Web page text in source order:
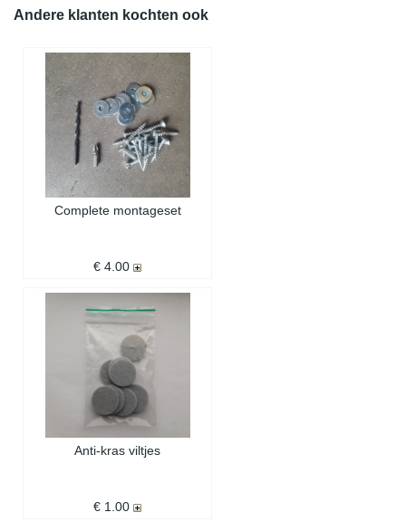
Andere klanten kochten ook
Complete montageset
€ 4.00
Anti-kras viltjes
€ 1.00